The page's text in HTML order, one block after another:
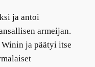
ja antoi
armeijan.
ja päätyi itse